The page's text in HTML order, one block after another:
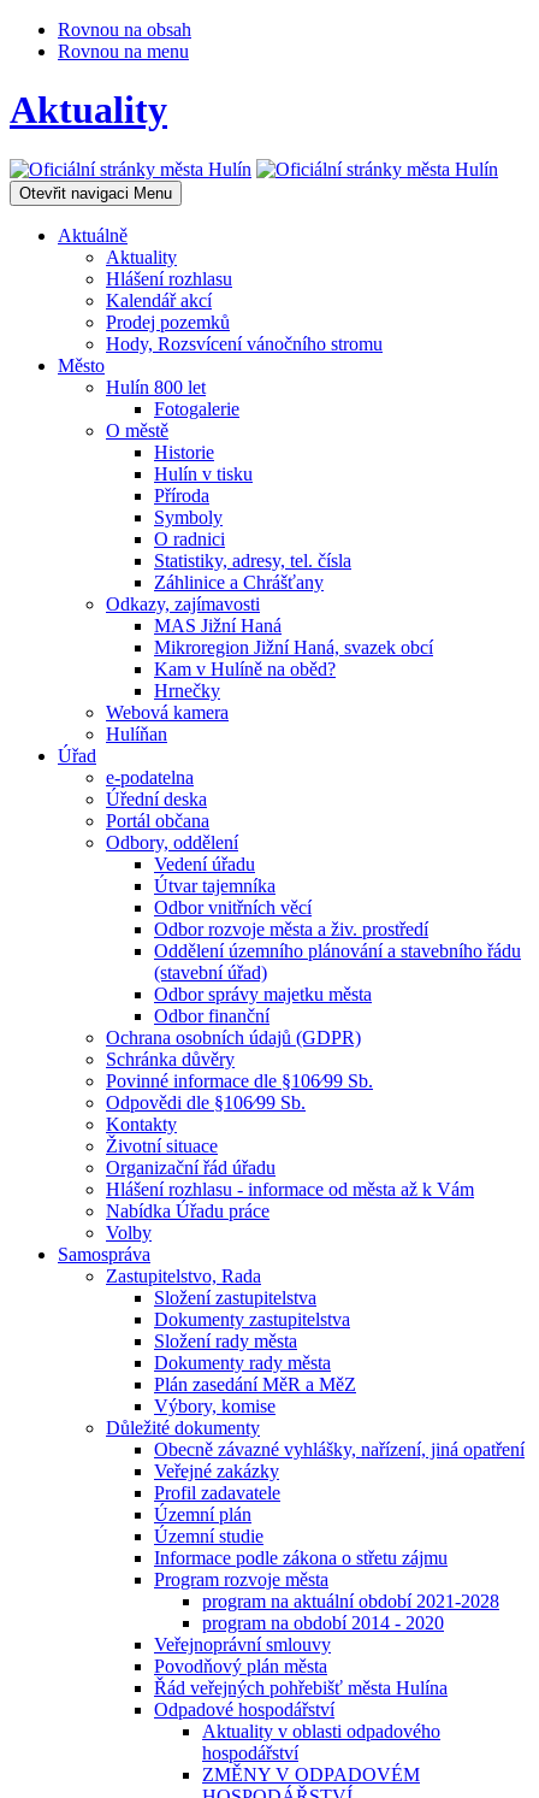
Rovnou na obsah
Rovnou na menu
Aktuality
Otevřit navigaci Menu
Aktuálně
Aktuality
Hlášení rozhlasu
Kalendář akcí
Prodej pozemků
Hody, Rozsvícení vánočního stromu
Město
Hulín 800 let
Fotogalerie
O městě
Historie
Hulín v tisku
Příroda
Symboly
O radnici
Statistiky, adresy, tel. čísla
Záhlinice a Chrášťany
Odkazy, zajímavosti
MAS Jižní Haná
Mikroregion Jižní Haná, svazek obcí
Kam v Hulíně na oběd?
Hrnečky
Webová kamera
Hulíňan
Úřad
e-podatelna
Úřední deska
Portál občana
Odbory, oddělení
Vedení úřadu
Útvar tajemníka
Odbor vnitřních věcí
Odbor rozvoje města a živ. prostředí
Oddělení územního plánování a stavebního řádu
(stavební úřad)
Odbor správy majetku města
Odbor finanční
Ochrana osobních údajů (GDPR)
Schránka důvěry
Povinné informace dle §106⁄99 Sb.
Odpovědi dle §106⁄99 Sb.
Kontakty
Životní situace
Organizační řád úřadu
Hlášení rozhlasu - informace od města až k Vám
Nabídka Úřadu práce
Volby
Samospráva
Zastupitelstvo, Rada
Složení zastupitelstva
Dokumenty zastupitelstva
Složení rady města
Dokumenty rady města
Plán zasedání MěR a MěZ
Výbory, komise
Důležité dokumenty
Obecně závazné vyhlášky, nařízení, jiná opatření
Veřejné zakázky
Profil zadavatele
Územní plán
Územní studie
Informace podle zákona o střetu zájmu
Program rozvoje města
program na aktuální období 2021-2028
program na období 2014 - 2020
Veřejnoprávní smlouvy
Povodňový plán města
Řád veřejných pohřebišť města Hulína
Odpadové hospodářství
Aktuality v oblasti odpadového
hospodářství
ZMĚNY V ODPADOVÉM